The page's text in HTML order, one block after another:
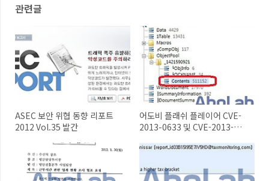
관련글
ASEC 보안 위협 동향 리포트
2012 Vol.35 발간
어도비 플래쉬 플레이어 CVE-
2013-0633 및 CVE-2013-